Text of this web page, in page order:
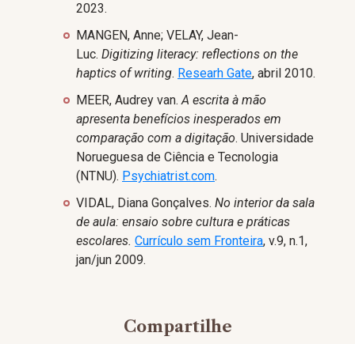
2023.
MANGEN, Anne; VELAY, Jean-
Luc. Digitizing literacy: reflections on the
haptics of writing. Researh Gate, abril 2010.
MEER, Audrey van.A escrita à mão
apresenta benefícios inesperados em
comparação com a digitação. Universidade
Norueguesa de Ciência e Tecnologia
(NTNU). Psychiatrist.com.
VIDAL, Diana Gonçalves. No interior da sala
de aula: ensaio sobre cultura e práticas
escolares. Currículo sem Fronteira, v.9, n.1,
jan/jun 2009.
Compartilhe